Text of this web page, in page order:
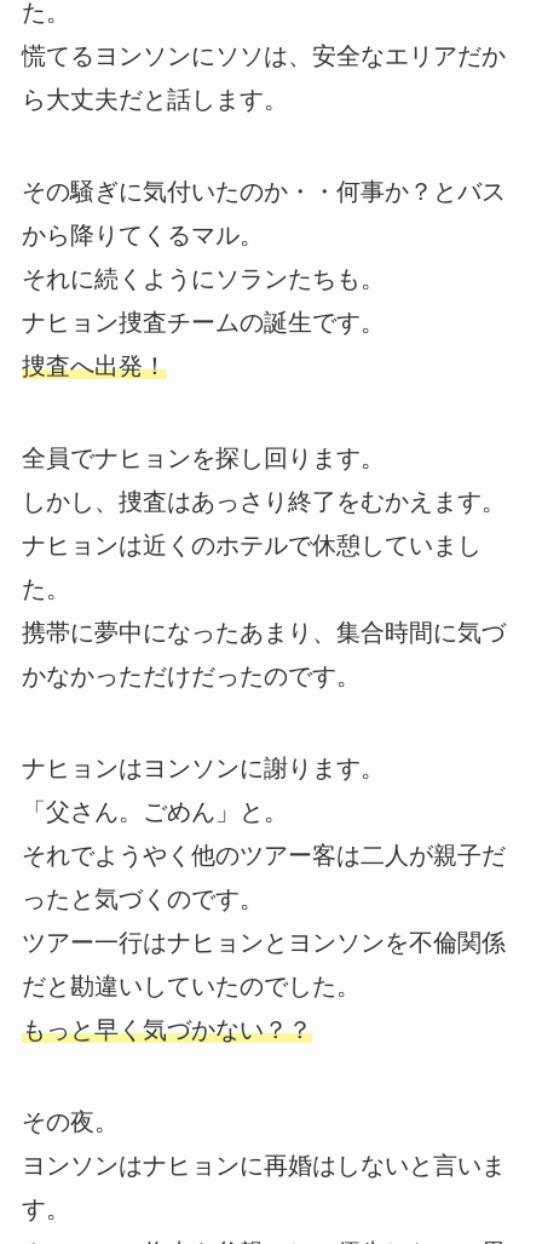
た。
慌てるヨンソンにソソは、安全なエリアだか
ら大丈夫だと話します。
その騒ぎに気付いたのか・・何事か？とバス
から降りてくるマル。
それに続くようにソランたちも。
ナヒョン捜査チームの誕生です。
捜査へ出発！
全員でナヒョンを探し回ります。
しかし、捜査はあっさり終了をむかえます。
ナヒョンは近くのホテルで休憩していまし
た。
携帯に夢中になったあまり、集合時間に気づ
かなかっただけだったのです。
ナヒョンはヨンソンに謝ります。
「父さん。ごめん」と。
それでようやく他のツアー客は二人が親子だ
ったと気づくのです。
ツアー一行はナヒョンとヨンソンを不倫関係
だと勘違いしていたのでした。
もっと早く気づかない？？
その夜。
ヨンソンはナヒョンに再婚はしないと言いま
す。